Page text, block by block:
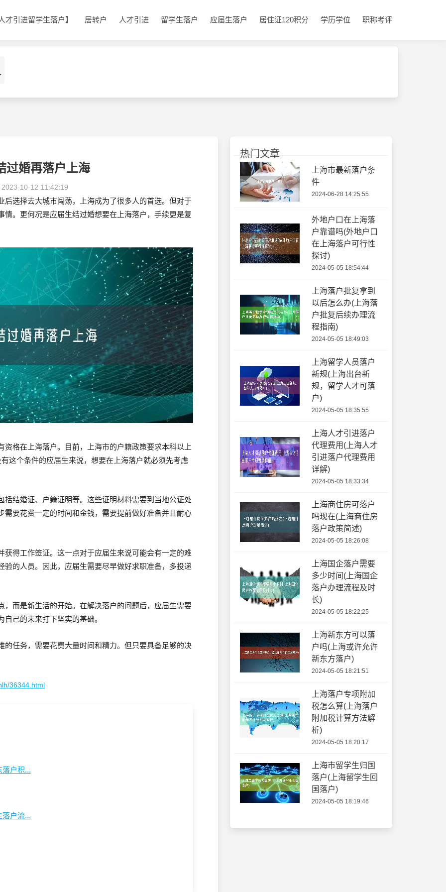
才引进留学生落户】 居转户 人才引进 留学生落户 应届生落户 居住证120积分 学历学位 职称考评
过婚再落户上海
2023-10-12 11:42:19
后选择去大城市闯荡，上海成为了很多人的首选。但对于
。更何况是应届生结过婚想要在上海落户，手续更是复
格在上海落户。目前，上海市的户籍政策要求本科以上
这个条件的应届生来说，想要在上海落户就必须先考虑
结婚证、户籍证明等。这些证明材料需要到当地公证处
需要花费一定的时间和金钱，需要提前做好准备并且耐心
获得工作签证。这一点对于应届生来说可能会有一定的难
的人员。因此，应届生需要尽早做好求职准备，多投递
，而是新生活的开始。在解决落户的问题后，应届生需要
己的未来打下坚实的基础。
的任务，需要花费大量时间和精力。但只要具备足够的决
36344.html
户积...
户流...
热门文章
上海市最新落户条
件
2024-06-28 14:25:55
外地户口在上海落
户靠谱吗(外地户口
在上海落户可行性
探讨)
2024-05-05 18:54:44
上海落户批复拿到
以后怎么办(上海落
户批复后续办理流
程指南)
2024-05-05 18:49:03
上海留学人员落户
新规(上海出台新
规，留学人才可落
户)
2024-05-05 18:35:55
上海人才引进落户
代理费用(上海人才
引进落户代理费用
详解)
2024-05-05 18:33:34
上海商住房可落户
吗现在(上海商住房
落户政策简述)
2024-05-05 18:26:08
上海国企落户需要
多少时间(上海国企
落户办理流程及时
长)
2024-05-05 18:22:25
上海新东方可以落
户吗(上海或许允许
新东方落户)
2024-05-05 18:21:51
上海落户专项附加
税怎么算(上海落户
附加税计算方法解
析)
2024-05-05 18:20:17
上海市留学生归国
落户(上海留学生回
国落户)
2024-05-05 18:19:46